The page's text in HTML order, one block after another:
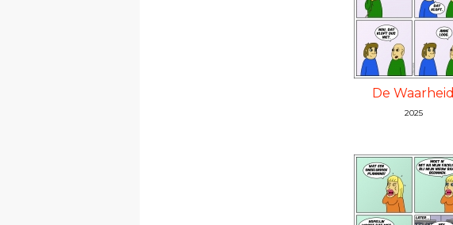
De Waarheid
2025